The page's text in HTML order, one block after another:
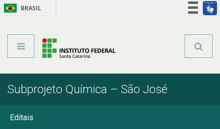
BRASIL
Subprojeto Química – São José
Editais